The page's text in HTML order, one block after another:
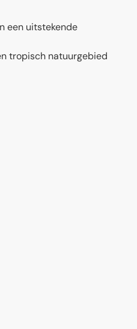
een uitstekende
tropisch natuurgebied